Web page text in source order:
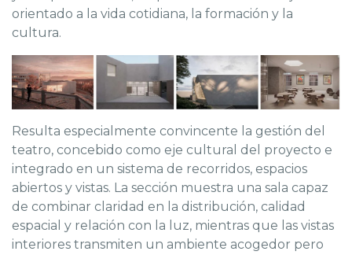
orientado a la vida cotidiana, la formación y la
cultura.
Resulta especialmente convincente la gestión del
teatro, concebido como eje cultural del proyecto e
integrado en un sistema de recorridos, espacios
abiertos y vistas. La sección muestra una sala capaz
de combinar claridad en la distribución, calidad
espacial y relación con la luz, mientras que las vistas
interiores transmiten un ambiente acogedor pero